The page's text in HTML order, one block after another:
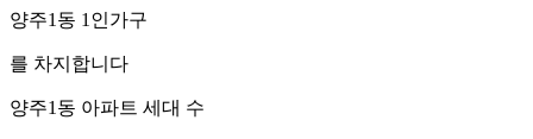
양주1동 1인가구
를 차지합니다
양주1동 아파트 세대 수